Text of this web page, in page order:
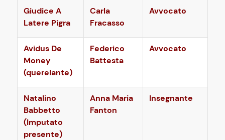
Giudice A
Latere Pigra
Carla
Fracasso
Avvocato
Avidus De
Money
(querelante)
Federico
Battesta
Avvocato
Natalino
Babbetto
(Imputato
presente)
Anna Maria
Fanton
Insegnante